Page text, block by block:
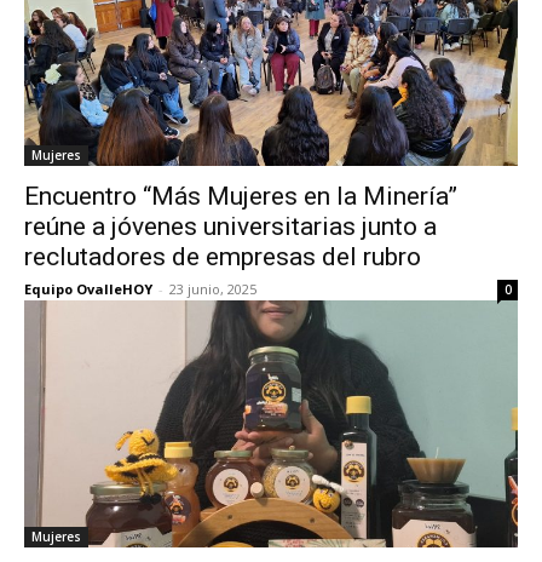
Mujeres
Encuentro “Más Mujeres en la Minería”
reúne a jóvenes universitarias junto a
reclutadores de empresas del rubro
Equipo OvalleHOY - 23 junio, 2025 0
Mujeres